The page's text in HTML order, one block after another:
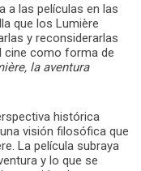
a las películas en las
que los Lumière
y reconsiderarlas
cine como forma de
la aventura
histórica
visión filosófica que
La película subraya
y lo que se